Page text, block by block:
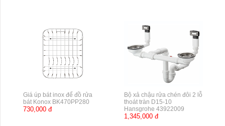
Giá úp bát inox để đồ rửa
bát Konox BK470PP280
730,000 đ
Bộ xả chậu rửa chén đôi 2 lỗ
thoát tràn D15-10
Hansgrohe 43922009
1,345,000 đ